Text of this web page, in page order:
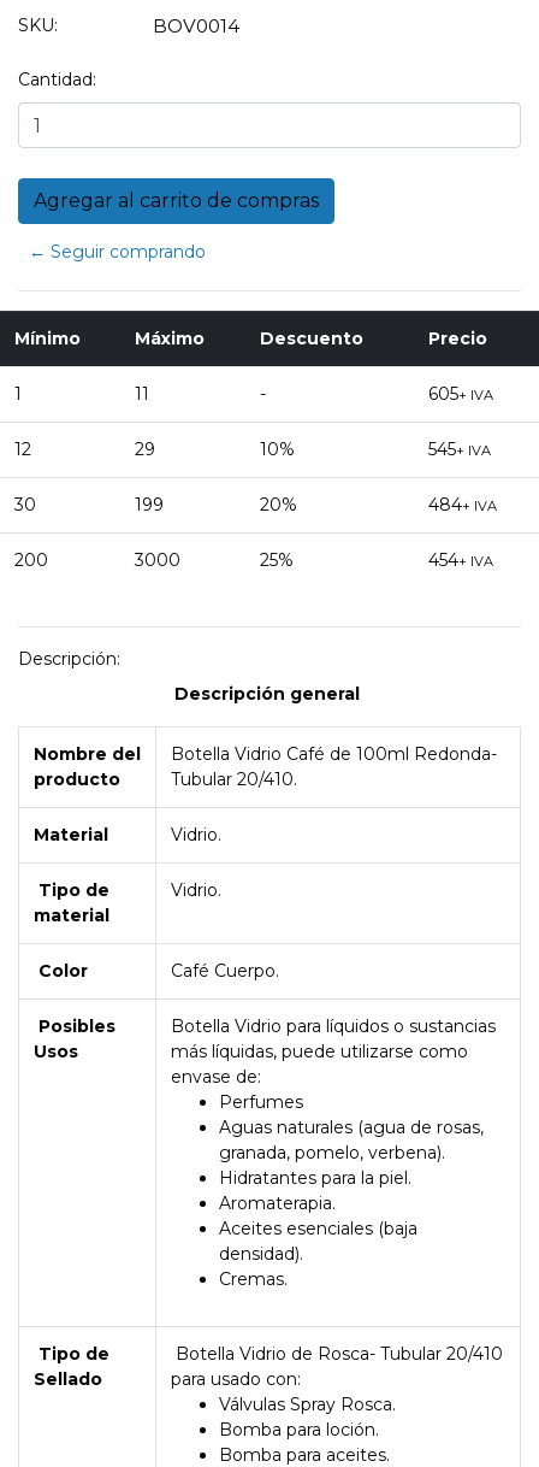
SKU: BOV0014
Cantidad:
← Seguir comprando
Mínimo Máximo Descuento Precio
1 11 - 605+ IVA
12 29 10% 545+ IVA
30 199 20% 484+ IVA
200 3000 25% 454+ IVA
Descripción:
Descripción general
Nombre del
producto
Botella Vidrio Café de 100ml Redonda-
Tubular 20/410.
Material Vidrio.
Tipo de
material
Vidrio.
Color Café Cuerpo.
Posibles
Usos
Botella Vidrio para líquidos o sustancias
más líquidas, puede utilizarse como
envase de:
Perfumes
Aguas naturales (agua de rosas,
granada, pomelo, verbena).
Hidratantes para la piel.
Aromaterapia.
Aceites esenciales (baja
densidad).
Cremas.
Tipo de
Sellado
Botella Vidrio de Rosca- Tubular 20/410
para usado con:
Válvulas Spray Rosca.
Bomba para loción.
Bomba para aceites.